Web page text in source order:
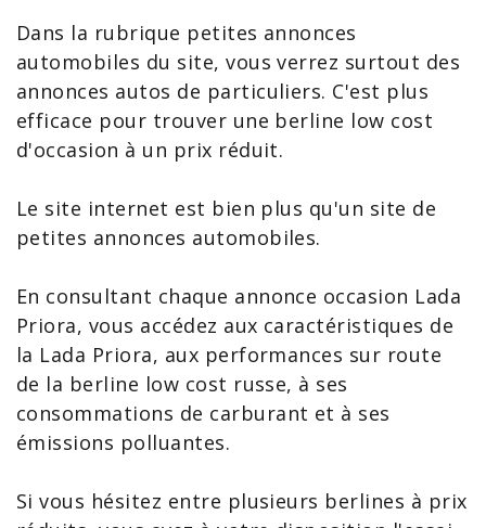
Dans la rubrique petites annonces
automobiles du site, vous verrez surtout des
annonces autos de particuliers. C'est plus
efficace pour trouver une berline low cost
d'occasion à un prix réduit.
Le site internet est bien plus qu'un site de
petites annonces automobiles.
En consultant chaque annonce occasion Lada
Priora, vous accédez aux caractéristiques de
la Lada Priora, aux performances sur route
de la berline low cost russe, à ses
consommations de carburant et à ses
émissions polluantes.
Si vous hésitez entre plusieurs berlines à prix